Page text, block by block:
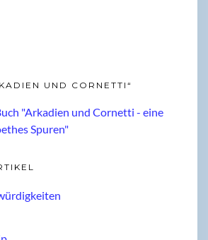
UND CORNETTI“